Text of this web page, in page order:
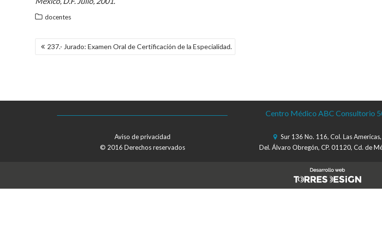
docentes
NAVEGACIÓN
DE
237.- Jurado: Examen Oral de Certificación de la Especialidad.
Centro Médico ABC Consultorio
Aviso de privacidad
© 2016 Derechos reservados
Sur 136 No. 116, Col. Las Americas,
Del. Álvaro Obregón, CP. 01120, Cd. de